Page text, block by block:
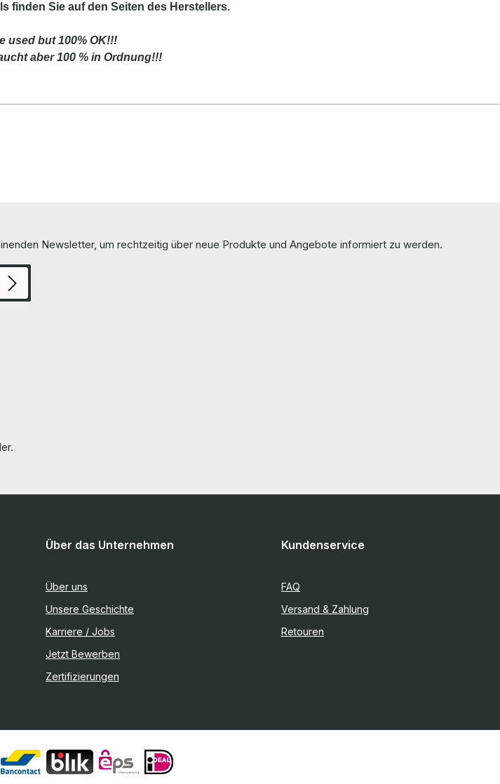
finden Sie auf den Seiten des Herstellers.
used but 100% OK!!!
aber 100 % in Ordnung!!!
Newsletter, um rechtzeitig über neue Produkte und Angebote informiert zu werden.
Über das Unternehmen
Über uns
Unsere Geschichte
Karriere / Jobs
Jetzt Bewerben
Zertifizierungen
Kundenservice
FAQ
Versand & Zahlung
Retouren